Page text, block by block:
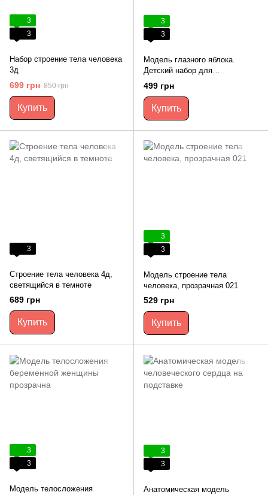
3
3
Набор строение тела человека
3д
699 грн 850 грн
Купить
3
3
Модель глазного яблока.
Детский набор для
исследований глаза человека
499 грн
Купить
3
Строение тела человека 4д,
светящийся в темноте
689 грн
Купить
3
3
Модель строение тела
человека, прозрачная 021
529 грн
Купить
3
3
Модель телосложения
3
3
Анатомическая модель